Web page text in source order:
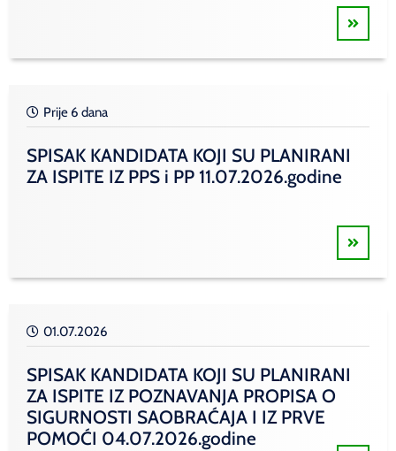
Prije 6 dana
SPISAK KANDIDATA KOJI SU PLANIRANI
ZA ISPITE IZ PPS i PP 11.07.2026.godine
01.07.2026
SPISAK KANDIDATA KOJI SU PLANIRANI
ZA ISPITE IZ POZNAVANJA PROPISA O
SIGURNOSTI SAOBRAĆAJA I IZ PRVE
POMOĆI 04.07.2026.godine